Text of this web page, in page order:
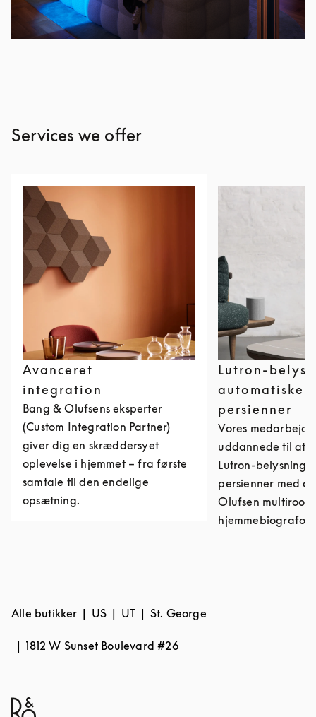
Services we offer
Avanceret
integration
Bang & Olufsens eksperter
(Custom Integration Partner)
giver dig en skræddersyet
oplevelse i hjemmet – fra første
samtale til den endelige
opsætning.
Lutron-
automatiske
persienner
Vores
uddannede til at
Lutron-belysning
persienner med
Olufsen
Alle butikker US UT St. George
1812 W Sunset Boulevard #26